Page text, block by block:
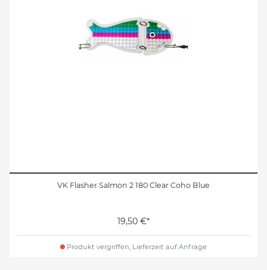
VK Flasher Salmon 2 180 Clear Coho Blue
19,50 €*
Produkt vergriffen, Lieferzeit auf Anfrage